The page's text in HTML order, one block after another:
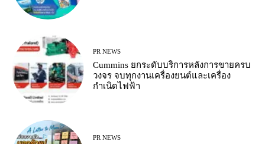
PR NEWS
Cummins ยกระดับบริการหลังการขายครบ
วงจร จบทุกงานเครื่องยนต์และเครื่อง
กำเนิดไฟฟ้า
PR NEWS